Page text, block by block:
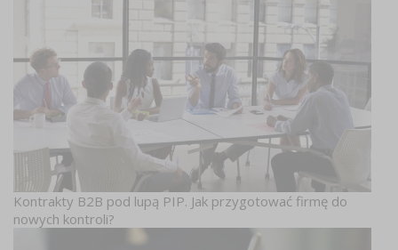
Kontrakty B2B pod lupą PIP. Jak przygotować firmę do
nowych kontroli?